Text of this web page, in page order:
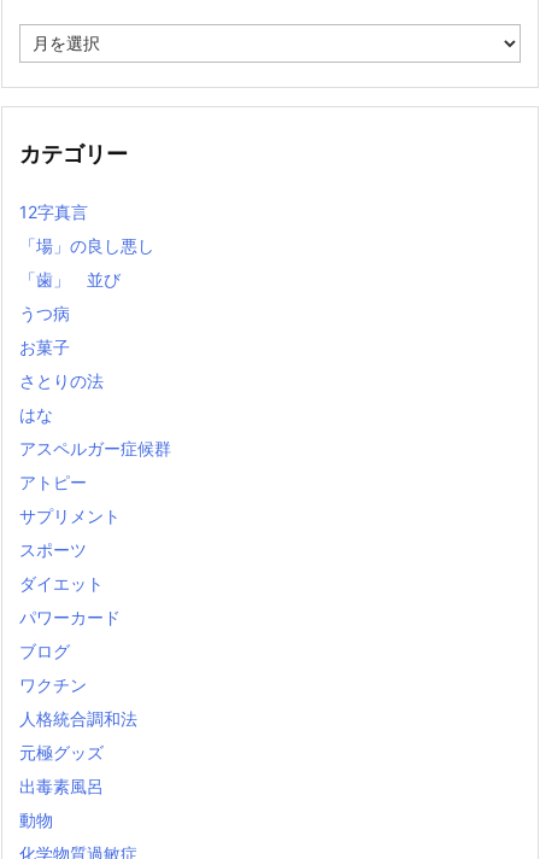
去
記
カテゴリー
12字真言
「場」の良し悪し
「歯」 並び
うつ病
お菓子
さとりの法
はな
アスペルガー症候群
アトピー
サプリメント
スポーツ
ダイエット
パワーカード
ブログ
ワクチン
人格統合調和法
元極グッズ
出毒素風呂
動物
化学物質過敏症